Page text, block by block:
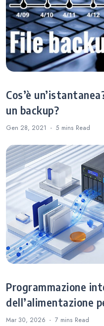
Cos’è
un backup?
Gen 28, 2021 5 mins Read
Programmazione
dell’alimentazione
Mar 30, 2026 7 mins Read